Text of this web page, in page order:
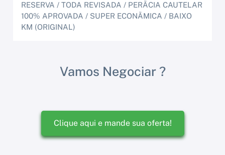
RESERVA / TODA REVISADA / PERÃCIA CAUTELAR
100% APROVADA / SUPER ECONÃMICA / BAIXO
KM (ORIGINAL)
Vamos Negociar ?
Clique aqui e mande sua oferta!